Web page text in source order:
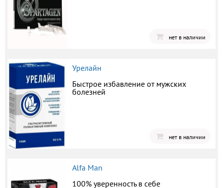
нет в наличии
Урелайн
Быстрое избавление от мужских
болезней
нет в наличии
Alfa Man
100% уверенность в себе